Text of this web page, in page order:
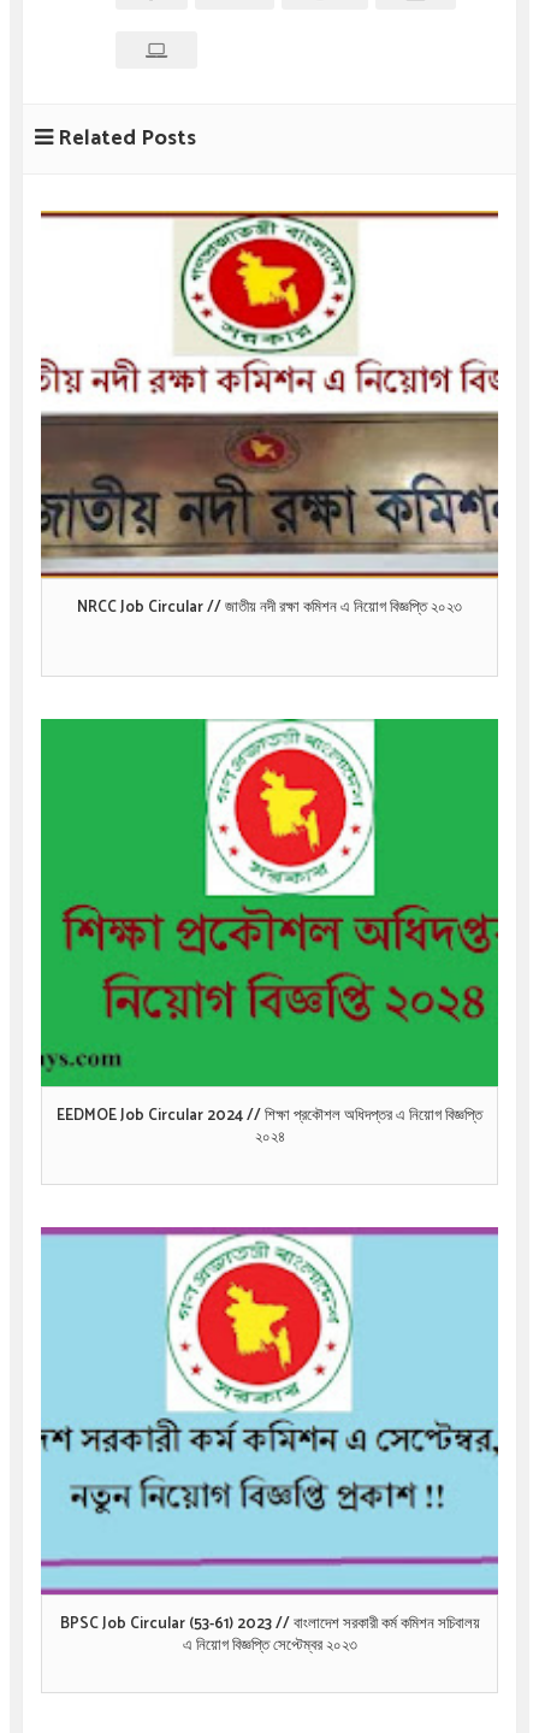
Related Posts
NRCC Job Circular // জাতীয় নদী রক্ষা কমিশন এ নিয়োগ বিজ্ঞপ্তি ২০২৩
EEDMOE Job Circular 2024 // শিক্ষা প্রকৌশল অধিদপ্তর এ নিয়োগ বিজ্ঞপ্তি
২০২৪
BPSC Job Circular (53-61) 2023 // বাংলাদেশ সরকারী কর্ম কমিশন সচিবালয়
এ নিয়োগ বিজ্ঞপ্তি সেপ্টেম্বর ২০২৩